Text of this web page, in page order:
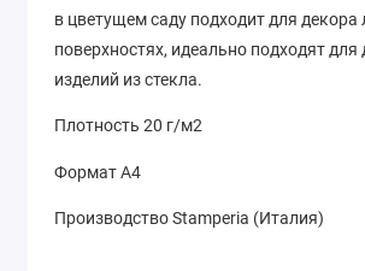
в цветущем саду подходит для
поверхностях, идеально подходят для
изделий из стекла.
Плотность 20 г/м2
Формат А4
Производство Stamperia (Италия)